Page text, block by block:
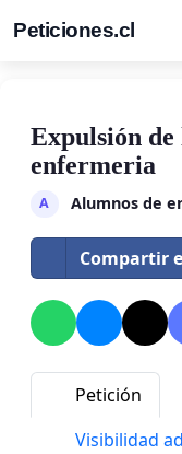
Peticiones.cl
Expulsión
enfermeria
A Alumnos de
Compartir
Petición
Visibilidad